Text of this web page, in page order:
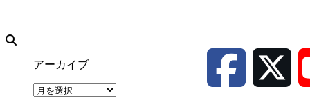
アーカイブ
ア